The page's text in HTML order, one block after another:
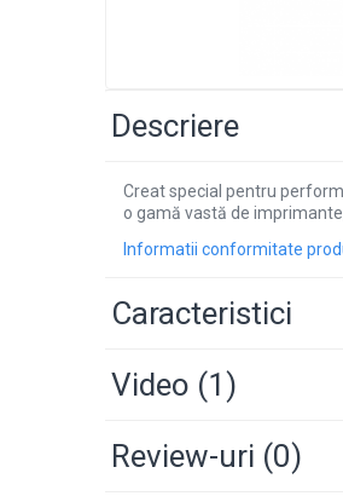
Descriere
Creat special pentru
o gamă vastă de
Informatii conformitate
Caracteristici
Video (1)
Review-uri (0)